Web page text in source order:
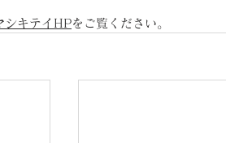
シキテイHPをご覧ください。